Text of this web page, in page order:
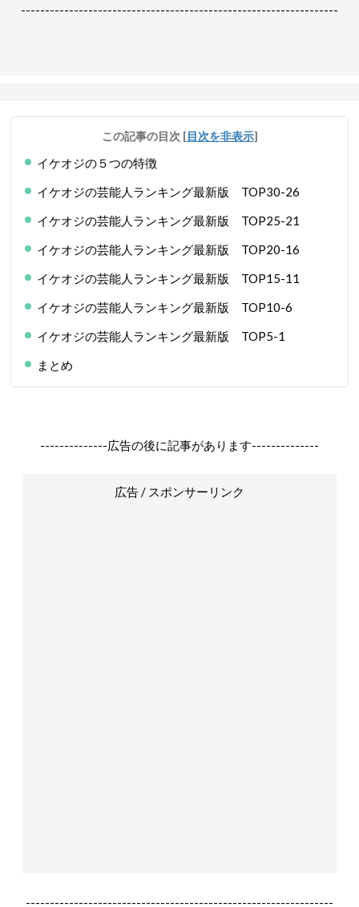
------------------------------------------------------------------
この記事の目次 [目次を非表示]
イケオジの５つの特徴
イケオジの芸能人ランキング最新版 TOP30-26
イケオジの芸能人ランキング最新版 TOP25-21
イケオジの芸能人ランキング最新版 TOP20-16
イケオジの芸能人ランキング最新版 TOP15-11
イケオジの芸能人ランキング最新版 TOP10-6
イケオジの芸能人ランキング最新版 TOP5-1
まとめ
--------------広告の後に記事があります--------------
広告 / スポンサーリンク
----------------------------------------------------------------